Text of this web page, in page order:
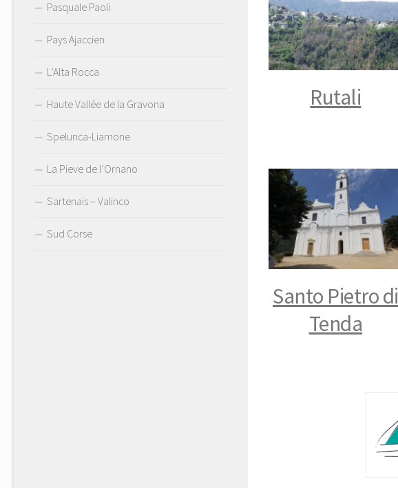
Rutali
Santo Pietro di
Tenda
Pasquale Paoli
Pays Ajaccien
L’Alta Rocca
Haute Vallée de la Gravona
Spelunca-Liamone
La Pieve de l’Ornano
Sartenais – Valinco
Sud Corse